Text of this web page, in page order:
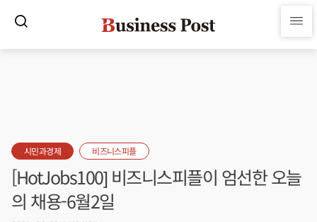
시민과경제 비즈니스피플
[HotJobs100] 비즈니스피플이 엄선한 오늘
의 채용-6월2일